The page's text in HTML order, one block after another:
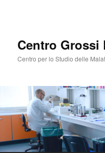
Centro Grossi
Centro per lo Studio delle